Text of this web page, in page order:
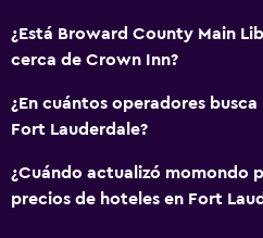
Salud y seguridad
Limpieza diaria
Botiquín de primeros auxilios
Estacionamiento y transporte
Estacionamiento gratuito
¿Está Broward County Main
cerca de Crown Inn?
¿En cuántos operadores
Fort Lauderdale?
¿Cuándo actualizó momondo
precios de hoteles en Fort